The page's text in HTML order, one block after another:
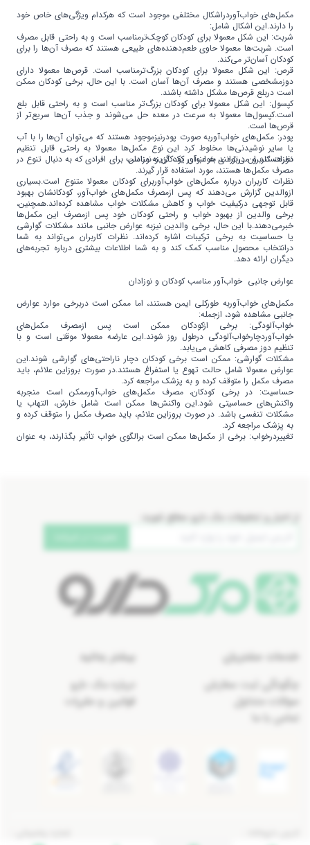
مکمل‌های خواب‌آوردراشکال مختلفی موجود است که هرکدام ویژگی‌های خاص خود
را دارند.این اشکال شامل:
شربت: این شکل معمولا برای کودکان کوچک‌ترمناسب است و به راحتی قابل مصرف
است. شربت‌ها معمولا حاوی طعم‌دهنده‌های طبیعی هستند که مصرف آن‌ها را برای
کودکان آسان‌تر می‌کند.
قرص: این شکل معمولا برای کودکان بزرگ‌ترمناسب است. قرص‌ها معمولا دارای
دوزمشخصی هستند و مصرف آن‌ها آسان است. با این حال، برخی کودکان ممکن
است دربلع قرص‌ها مشکل داشته باشند.
کپسول: این شکل معمولا برای کودکان بزرگ‌تر مناسب است و به راحتی قابل بلع
است.کپسول‌ها معمولا به سرعت در معده حل می‌شوند و جذب آن‌ها سریع‌تر از
قرص‌ها است.
پودر: مکمل‌های خواب‌آوربه صورت پودرنیزموجود هستند که می‌توان آن‌ها را با آب
یا سایر نوشیدنی‌ها مخلوط کرد این نوع مکمل‌ها معمولا به راحتی قابل تنظیم
دوزهستند و می‌توانند به عنوان یک گزینه مناسب برای افرادی که به دنبال تنوع در
مصرف مکمل‌ها هستند، مورد استفاده قرار گیرند.
نظرات کاربران درباره ی خواب‌آور کودکان و نوزادان
نظرات کاربران درباره مکمل‌های خواب‌آوربرای کودکان معمولا متنوع است.بسیاری
ازوالدین گزارش می‌دهند که پس ازمصرف مکمل‌های خواب‌آور، کودکانشان بهبود
قابل توجهی درکیفیت خواب و کاهش مشکلات خواب مشاهده کرده‌اند.همچنین،
برخی والدین از بهبود خواب و راحتی کودکان خود پس ازمصرف این مکمل‌ها
خبرمی‌دهند.با این حال، برخی والدین نیزبه عوارض جانبی مانند مشکلات گوارشی
یا حساسیت به برخی ترکیبات اشاره کرده‌اند. نظرات کاربران می‌تواند به شما
درانتخاب محصول مناسب کمک کند و به شما اطلاعات بیشتری درباره تجربه‌های
دیگران ارائه دهد.
عوارض جانبی خواب‌آور مناسب کودکان و نوزادان
مکمل‌های خواب‌آوربه طورکلی ایمن هستند، اما ممکن است دربرخی موارد عوارض
جانبی مشاهده شود، ازجمله:
خواب‌آلودگی: برخی ازکودکان ممکن است پس ازمصرف مکمل‌های
خواب‌آوردچارخواب‌آلودگی درطول روز شوند.این عارضه معمولا موقتی است و با
تنظیم دوز مصرفی کاهش می‌یابد.
مشکلات گوارشی: ممکن است برخی کودکان دچار ناراحتی‌های گوارشی شوند.این
عوارض معمولا شامل حالت تهوع یا استفراغ هستند.در صورت بروزاین علائم، باید
مصرف مکمل را متوقف کرده و به پزشک مراجعه کرد.
حساسیت: در برخی کودکان، مصرف مکمل‌های خواب‌آورممکن است منجربه
واکنش‌های حساسیتی شود.این واکنش‌ها ممکن است شامل خارش، التهاب یا
مشکلات تنفسی باشد. در صورت بروزاین علائم، باید مصرف مکمل را متوقف کرده و
به پزشک مراجعه کرد.
تغییردرخواب: برخی از مکمل‌ها ممکن است برالگوی خواب تأثیر بگذارند، به عنوان
از اخبار و تخفیفات مک دارو مطلع شوید:
خدمات مشتریان
چگونگی ثبت سفارش
سوالات متداول
تماس با ما
بیشتر بدانید
درباره مک دارو
قوانین و مقررات